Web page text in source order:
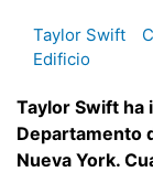
Taylor Swift
Edificio
Taylor Swift ha
Departamento
Nueva York.